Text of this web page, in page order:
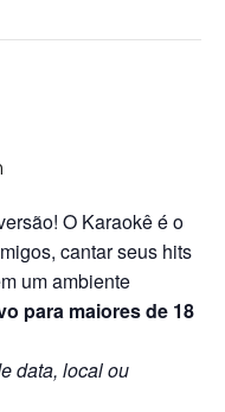
O Karaokê é o
cantar seus hits
um ambiente
para maiores de 18
data, local ou